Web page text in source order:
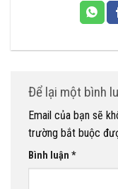
Để lại một bình
Email của bạn sẽ
trường bắt buộc
Bình luận *